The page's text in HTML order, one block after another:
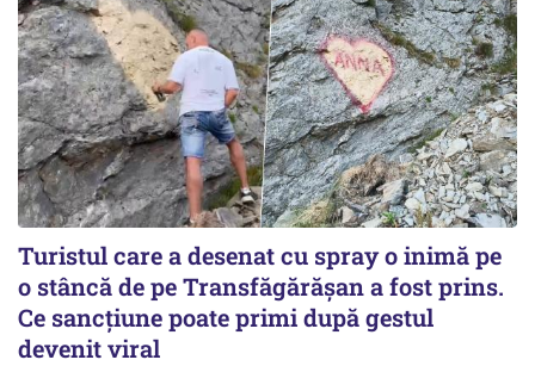
Turistul care a desenat cu spray o inimă pe
o stâncă de pe Transfăgărășan a fost prins.
Ce sancțiune poate primi după gestul
devenit viral